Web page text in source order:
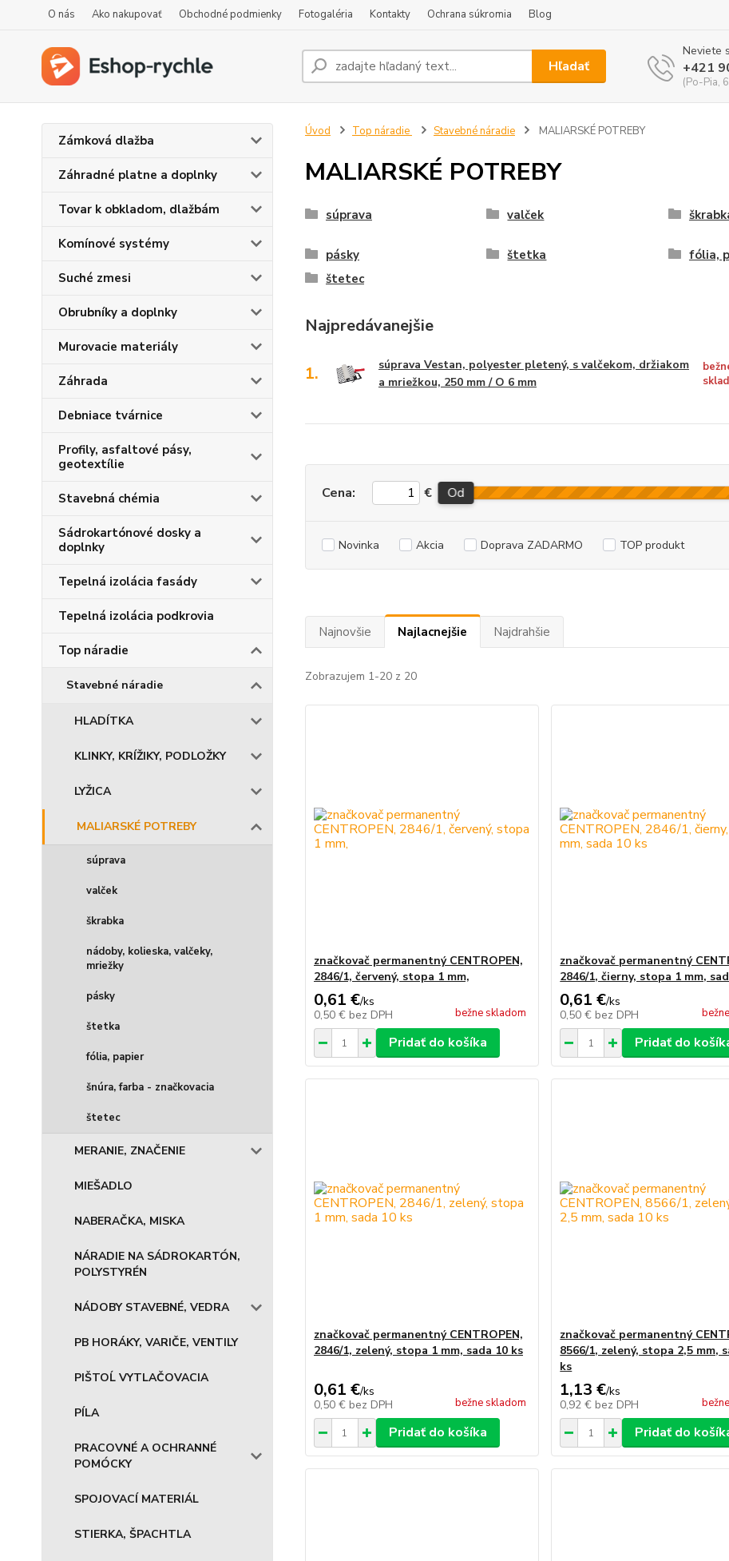
O nás Ako nakupovať Obchodné podmienky Fotogaléria Kontakty Ochrana súkromia Blog
Hľadať
Neviete
+421
(Po-Pia,
Zámková dlažba
Záhradné platne a doplnky
Tovar k obkladom, dlažbám
Komínové systémy
Suché zmesi
Obrubníky a doplnky
Murovacie materiály
Záhrada
Debniace tvárnice
Profily, asfaltové pásy,
geotextílie
Stavebná chémia
Sádrokartónové dosky a
doplnky
Tepelná izolácia fasády
Tepelná izolácia podkrovia
Top náradie
Stavebné náradie
HLADÍTKA
KLINKY, KRÍŽIKY, PODLOŽKY
LYŽICA
MALIARSKÉ POTREBY
súprava
valček
škrabka
nádoby, kolieska, valčeky,
mriežky
pásky
štetka
fólia, papier
šnúra, farba - značkovacia
štetec
MERANIE, ZNAČENIE
MIEŠADLO
NABERAČKA, MISKA
NÁRADIE NA SÁDROKARTÓN,
POLYSTYRÉN
NÁDOBY STAVEBNÉ, VEDRA
PB HORÁKY, VARIČE, VENTILY
PIŠTOĹ VYTLAČOVACIA
PÍLA
PRACOVNÉ A OCHRANNÉ
POMÓCKY
SPOJOVACÍ MATERIÁL
STIERKA, ŠPACHTLA
Úvod Top náradie Stavebné náradie MALIARSKÉ POTREBY
MALIARSKÉ POTREBY
súprava valček
pásky
štetka fólia,
štetec
Najpredávanejšie
1.
súprava Vestan, polyester pletený, s valčekom, držiakom
a mriežkou, 250 mm / O 6 mm
Cena: € Od
Novinka Akcia Doprava ZADARMO TOP produkt
Najnovšie Najlacnejšie Najdrahšie
Zobrazujem 1-20 z 20
značkovač permanentný CENTROPEN,
2846/1, červený, stopa 1 mm,
0,61 €/ks
0,50 € bez DPH bežne skladom
Pridať do košíka
značkovač permanentný
2846/1, čierny, stopa 1 mm,
0,61 €/ks
0,50 € bez DPH
Pridať do
značkovač permanentný CENTROPEN,
2846/1, zelený, stopa 1 mm, sada 10 ks
0,61 €/ks
0,50 € bez DPH bežne skladom
Pridať do košíka
značkovač permanentný
8566/1, zelený, stopa 2,5 mm,
ks
1,13 €/ks
0,92 € bez DPH
Pridať do